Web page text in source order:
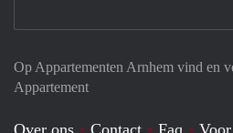
Op Appartementen Arnhem vind en
Appartement
Over ons Contact Faq